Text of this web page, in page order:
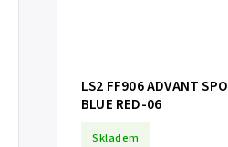
LS2 FF906 ADVANT
BLUE RED-06
Skladem